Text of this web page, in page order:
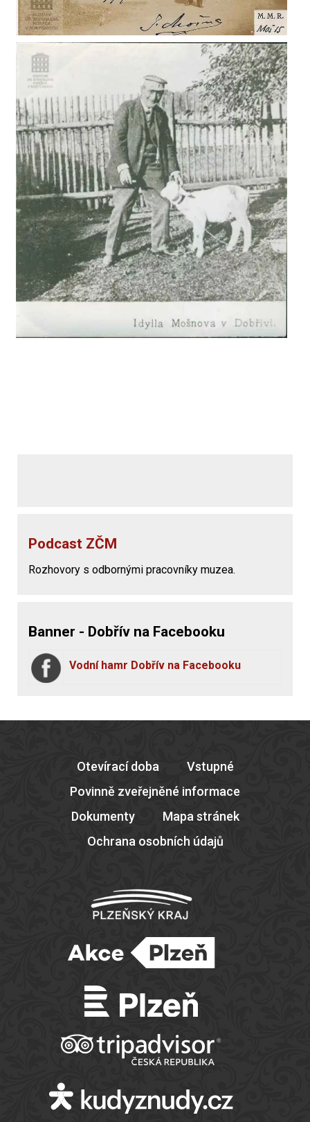
Podcast ZČM
Rozhovory s odbornými pracovníky muzea.
Banner - Dobřív na Facebooku
Vodní hamr Dobřív na Facebooku
Otevírací doba
Vstupné
Povinně zveřejněné informace
Dokumenty
Mapa stránek
Ochrana osobních údajů